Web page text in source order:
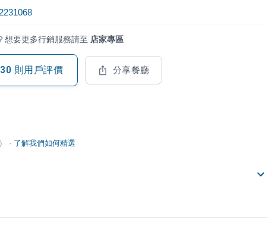
想要更多行銷服務請至 店家專區
30 則用戶評價 分享餐廳
· 了解我們如何精選